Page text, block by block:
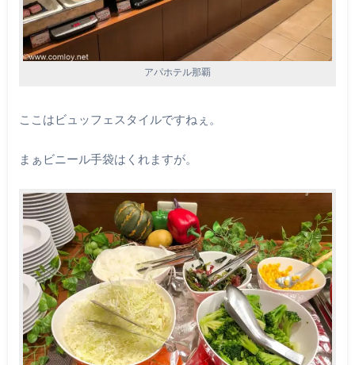
アパホテル那覇
ここはビュッフェスタイルですねぇ。
まぁビニール手袋はくれますが。